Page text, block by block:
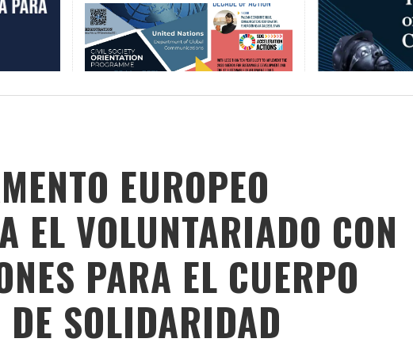
EUROPEO
EL VOLUNTARIADO CON
PARA EL CUERPO
DE SOLIDARIDAD